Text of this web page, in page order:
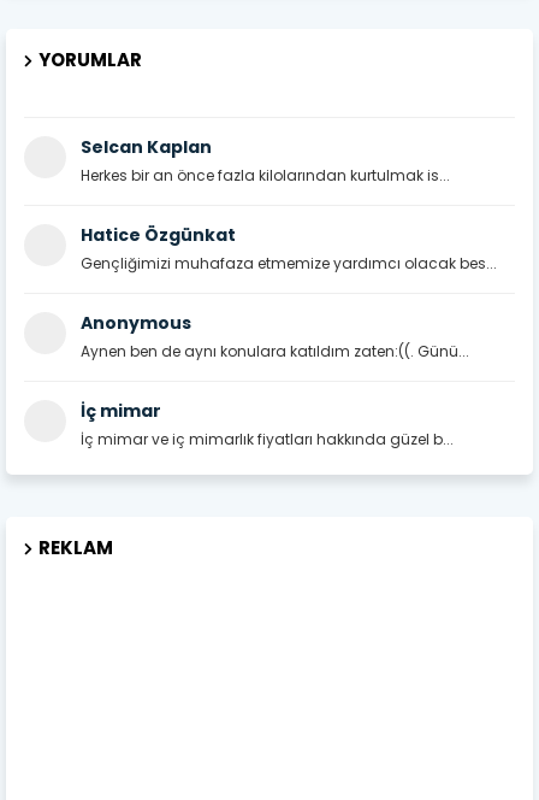
YORUMLAR
Selcan Kaplan
Herkes bir an önce fazla kilolarından kurtulmak is...
Hatice Özgünkat
Gençliğimizi muhafaza etmemize yardımcı olacak bes...
Anonymous
Aynen ben de aynı konulara katıldım zaten:((. Günü...
İç mimar
İç mimar ve iç mimarlık fiyatları hakkında güzel b...
REKLAM